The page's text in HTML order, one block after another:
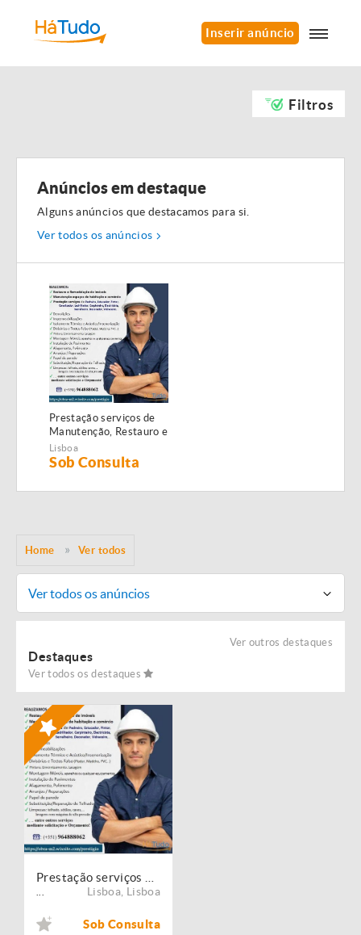
Inserir anúncio
Filtros
Anúncios em destaque
Alguns anúncios que destacamos para si.
Ver todos os anúncios
Prestação serviços de
Manutenção, Restauro e
Remodelação de
imóveis!
Lisboa
Sob Consulta
Home Ver todos
Ver todos os anúncios
Ver outros destaques
Destaques
Ver todos os destaques
Lisboa Lisboa
Sob Consulta